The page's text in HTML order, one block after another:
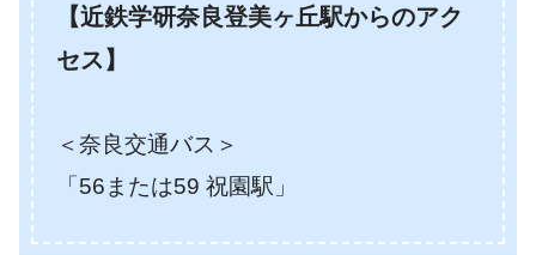
【近鉄学研奈良登美ヶ丘駅からのアク
セス】
＜奈良交通バス＞
「56または59 祝園駅」